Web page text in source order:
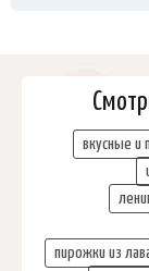
вкусные и
пирожки из